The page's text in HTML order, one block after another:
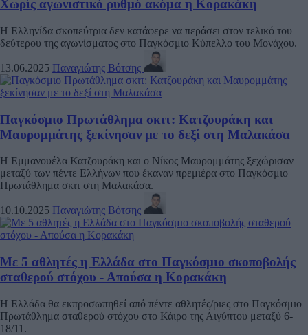
Χωρίς αγωνιστικό ρυθμό ακόμα η Κορακάκη
Η Ελληνίδα σκοπεύτρια δεν κατάφερε να περάσει στον τελικό του
δεύτερου της αγωνίσματος στο Παγκόσμιο Κύπελλο του Μονάχου.
13.06.2025 Παναγιώτης Βότσης
Παγκόσμιο Πρωτάθλημα σκιτ: Κατζουράκη και
Μαυρομμάτης ξεκίνησαν με το δεξί στη Μαλακάσα
Η Εμμανουέλα Κατζουράκη και ο Νίκος Μαυρομμάτης ξεχώρισαν
μεταξύ των πέντε Ελλήνων που έκαναν πρεμιέρα στο Παγκόσμιο
Πρωτάθλημα σκιτ στη Μαλακάσα.
10.10.2025 Παναγιώτης Βότσης
Με 5 αθλητές η Ελλάδα στο Παγκόσμιο σκοποβολής
σταθερού στόχου - Απούσα η Κορακάκη
Η Ελλάδα θα εκπροσωπηθεί από πέντε αθλητές/ριες στο Παγκόσμιο
Πρωτάθλημα σταθερού στόχου στο Κάιρο της Αιγύπτου μεταξύ 6-
18/11.